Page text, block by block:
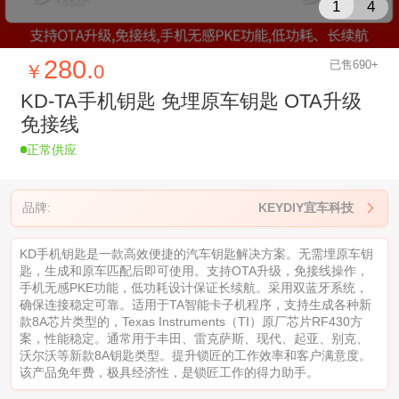
1 4
￥ 280.0 已售690+
KD-TA手机钥匙 免埋原车钥匙 OTA升级
免接线
正常供应
品牌: KEYDIY宜车科技 
KD手机钥匙是一款高效便捷的汽车钥匙解决方案。无需埋原车钥
匙，生成和原车匹配后即可使用。支持OTA升级，免接线操作，
手机无感PKE功能，低功耗设计保证长续航。采用双蓝牙系统，
确保连接稳定可靠。适用于TA智能卡子机程序，支持生成各种新
款8A芯片类型的，Texas Instruments（TI）原厂芯片RF430方
案，性能稳定。通常用于丰田、雷克萨斯、现代、起亚、别克、
沃尔沃等新款8A钥匙类型。提升锁匠的工作效率和客户满意度。
该产品免年费，极具经济性，是锁匠工作的得力助手。